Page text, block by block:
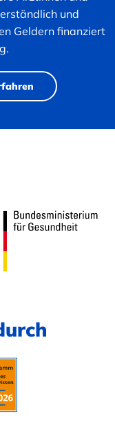
und
Geldern finanziert